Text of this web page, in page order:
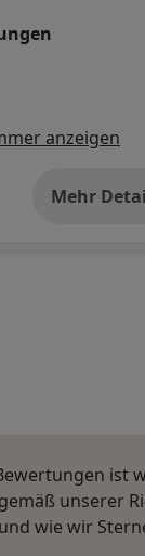
anzeigen
Mehr
unserer
wie wir